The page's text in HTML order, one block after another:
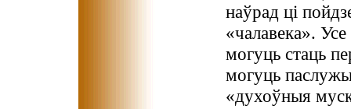
наўрад ці
«чалавека».
могуць стаць
могуць
«духоўныя